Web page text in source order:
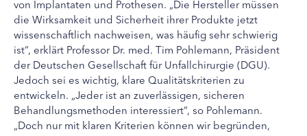
von Implantaten und Prothesen. „Die Hersteller müssen
die Wirksamkeit und Sicherheit ihrer Produkte jetzt
wissenschaftlich nachweisen, was häufig sehr schwierig
ist“, erklärt Professor Dr. med. Tim Pohlemann, Präsident
der Deutschen Gesellschaft für Unfallchirurgie (DGU).
Jedoch sei es wichtig, klare Qualitätskriterien zu
entwickeln. „Jeder ist an zuverlässigen, sicheren
Behandlungsmethoden interessiert“, so Pohlemann.
„Doch nur mit klaren Kriterien können wir begründen,